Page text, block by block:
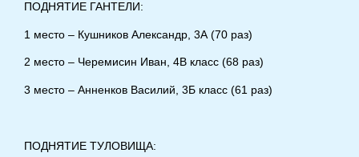
ПОДНЯТИЕ ГАНТЕЛИ:
1 место – Кушников Александр, 3А (70 раз)
2 место – Черемисин Иван, 4В класс (68 раз)
3 место – Анненков Василий, 3Б класс (61 раз)
ПОДНЯТИЕ ТУЛОВИЩА: